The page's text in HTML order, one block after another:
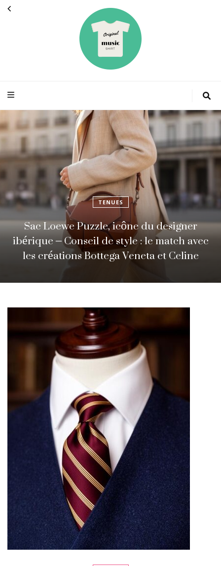
ASTUCES
Comment vendre efficacement
vêtements d’occasion à